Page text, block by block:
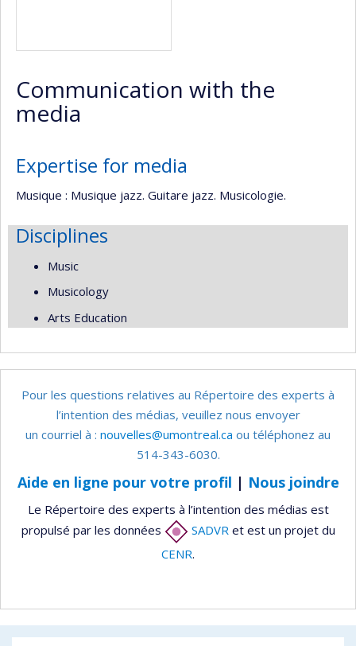
Communication with the
media
Expertise for media
Musique : Musique jazz. Guitare jazz. Musicologie.
Disciplines
Music
Musicology
Arts Education
Pour les questions relatives au Répertoire des experts à
l’intention des médias, veuillez nous envoyer
un courriel à : nouvelles@umontreal.ca ou téléphonez au
514-343-6030.
Aide en ligne pour votre profil | Nous joindre
Le Répertoire des experts à l’intention des médias est
propulsé par les données
SADVRet est un projet du
CENR.